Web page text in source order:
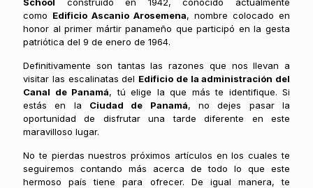
como Edificio Ascanio Arosemena, nombre colocado en
honor al primer mártir panameño que participó en la gesta
patriótica del 9 de enero de 1964.
Definitivamente son tantas las razones que nos llevan a
visitar las escalinatas del Edificio de la administración del
Canal de Panamá, tú elige la que más te identifique. Si
estás en la Ciudad de Panamá, no dejes pasar la
oportunidad de disfrutar una tarde diferente en este
maravilloso lugar.
No te pierdas nuestros próximos artículos en los cuales te
seguiremos contando más acerca de todo lo que este
hermoso país tiene para ofrecer. De igual manera, te